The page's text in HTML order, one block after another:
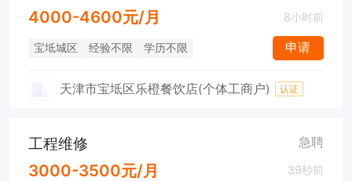
4000-4600元/月 8小时前
宝坻城区 经验不限 学历不限 申请
天津市宝坻区乐橙餐饮店(个体工商户) 认证
工程维修 急聘
3000-3500元/月 39秒前